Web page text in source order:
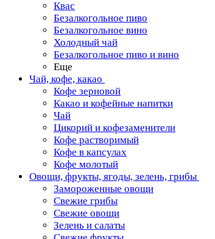
Квас
Безалкогольное пиво
Безалкогольное вино
Холодный чай
Безалкогольное пиво и вино
Еще
Чай, кофе, какао
Кофе зерновой
Какао и кофейные напитки
Чай
Цикорий и кофезаменители
Кофе растворимый
Кофе в капсулах
Кофе молотый
Овощи, фрукты, ягоды, зелень, грибы
Замороженные овощи
Свежие грибы
Свежие овощи
Зелень и салаты